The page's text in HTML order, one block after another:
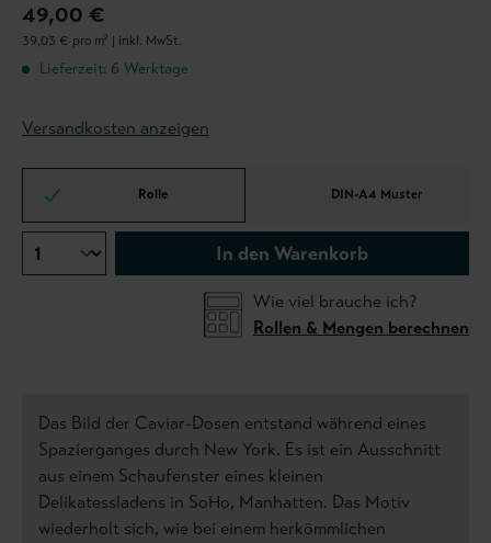
49,00 €
39,03 € pro m² | inkl. MwSt.
Lieferzeit: 6 Werktage
Versandkosten anzeigen
Rolle DIN-A4 Muster
In den Warenkorb
Wie viel brauche ich?
Rollen & Mengen berechnen
Das Bild der Caviar-Dosen entstand während eines
Spazierganges durch New York. Es ist ein Ausschnitt
aus einem Schaufenster eines kleinen
Delikatessladens in SoHo, Manhatten. Das Motiv
wiederholt sich, wie bei einem herkömmlichen